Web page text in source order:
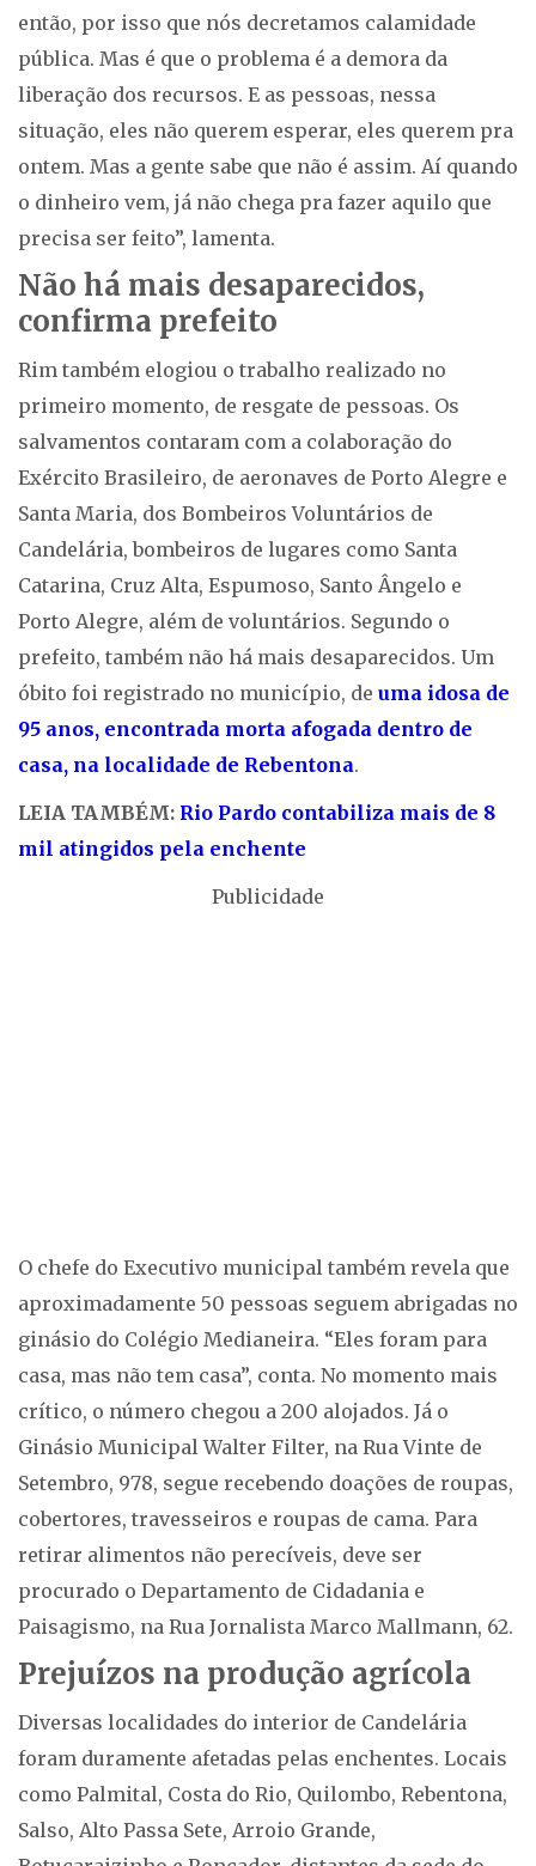
então, por isso que nós decretamos calamidade
pública. Mas é que o problema é a demora da
liberação dos recursos. E as pessoas, nessa
situação, eles não querem esperar, eles querem pra
ontem. Mas a gente sabe que não é assim. Aí quando
o dinheiro vem, já não chega pra fazer aquilo que
precisa ser feito”, lamenta.
Não há mais desaparecidos,
confirma prefeito
Rim também elogiou o trabalho realizado no
primeiro momento, de resgate de pessoas. Os
salvamentos contaram com a colaboração do
Exército Brasileiro, de aeronaves de Porto Alegre e
Santa Maria, dos Bombeiros Voluntários de
Candelária, bombeiros de lugares como Santa
Catarina, Cruz Alta, Espumoso, Santo Ângelo e
Porto Alegre, além de voluntários. Segundo o
prefeito, também não há mais desaparecidos. Um
óbito foi registrado no município, de uma idosa de
95 anos, encontrada morta afogada dentro de
casa, na localidade de Rebentona.
LEIA TAMBÉM: Rio Pardo contabiliza mais de 8
mil atingidos pela enchente
Publicidade
O chefe do Executivo municipal também revela que
aproximadamente 50 pessoas seguem abrigadas no
ginásio do Colégio Medianeira. “Eles foram para
casa, mas não tem casa”, conta. No momento mais
crítico, o número chegou a 200 alojados. Já o
Ginásio Municipal Walter Filter, na Rua Vinte de
Setembro, 978, segue recebendo doações de roupas,
cobertores, travesseiros e roupas de cama. Para
retirar alimentos não perecíveis, deve ser
procurado o Departamento de Cidadania e
Paisagismo, na Rua Jornalista Marco Mallmann, 62.
Prejuízos na produção agrícola
Diversas localidades do interior de Candelária
foram duramente afetadas pelas enchentes. Locais
como Palmital, Costa do Rio, Quilombo, Rebentona,
Salso, Alto Passa Sete, Arroio Grande,